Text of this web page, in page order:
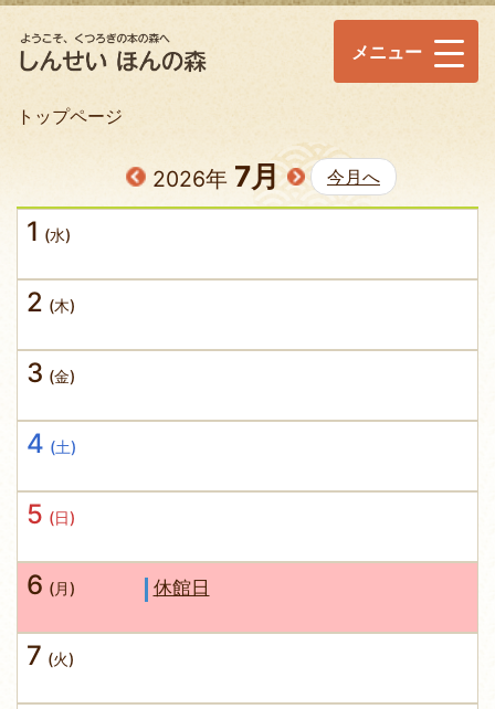
メニュー
トップページ
2026年7月 今月へ
1 (水)
2 (木)
3 (金)
4 (土)
5 (日)
6 (月) 休館日
7 (火)